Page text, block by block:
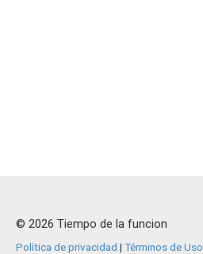
© 2026 Tiempo de la funcion
Política de privacidad | Términos de Uso